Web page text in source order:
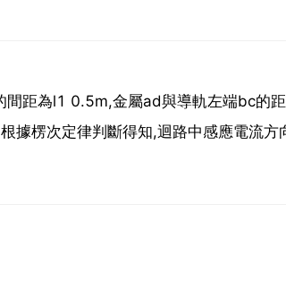
距為l1 0.5m,金屬ad與導軌左端bc的
據楞次定律判斷得知,迴路中感應電流方